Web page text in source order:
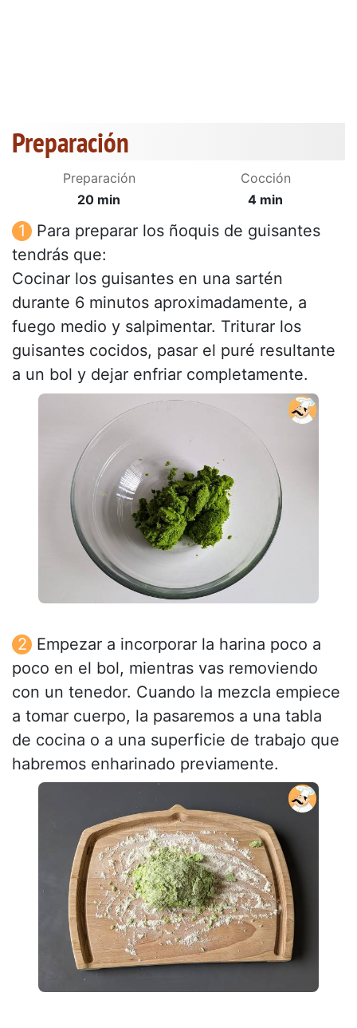
Preparación
Preparación
20 min
Cocción
4 min
Para preparar los ñoquis de guisantes
tendrás que:
Cocinar los guisantes en una sartén
durante 6 minutos aproximadamente, a
fuego medio y salpimentar. Triturar los
guisantes cocidos, pasar el puré resultante
a un bol y dejar enfriar completamente.
Empezar a incorporar la harina poco a
poco en el bol, mientras vas removiendo
con un tenedor. Cuando la mezcla empiece
a tomar cuerpo, la pasaremos a una tabla
de cocina o a una superficie de trabajo que
habremos enharinado previamente.